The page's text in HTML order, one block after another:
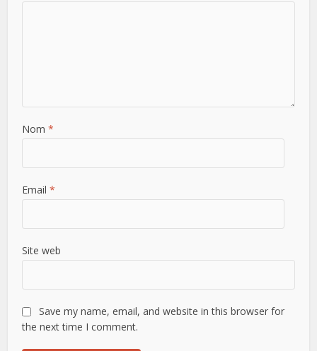
Nom*
Email*
Site web
Save my name, email, and website in this browser for
the next time I comment.